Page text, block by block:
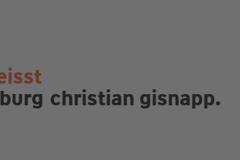
christian gisnapp.